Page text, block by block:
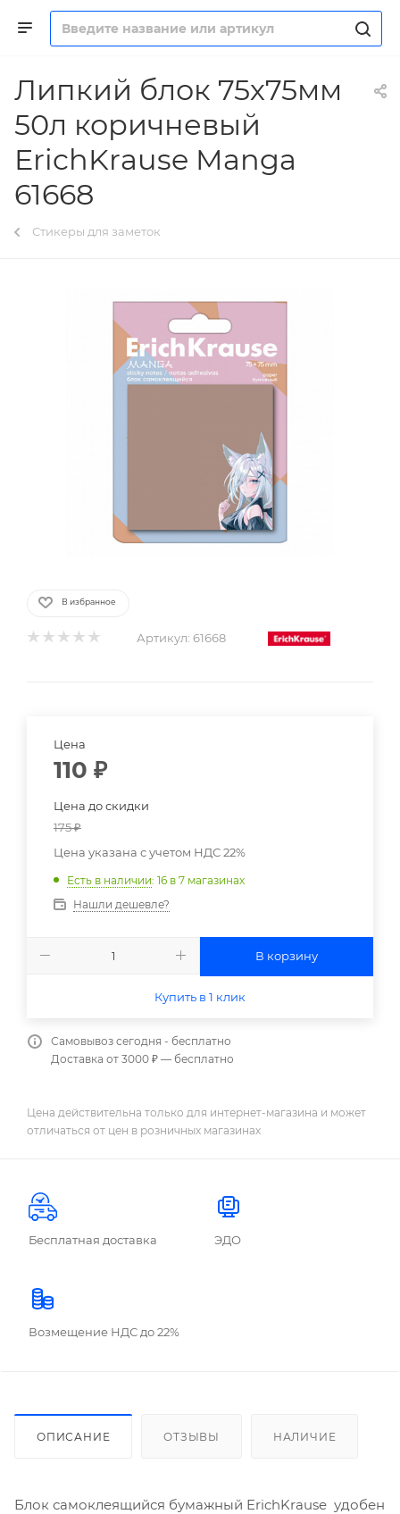
Липкий блок 75х75мм
50л коричневый
ErichKrause Manga
61668
Стикеры для заметок
В избранное
Артикул: 61668
Цена
110 ₽
Цена до скидки
175₽
Цена указана с учетом НДС 22%
Есть в наличии: 16 в 7 магазинах
Нашли дешевле?
В корзину
Купить в 1 клик
Самовывоз сегодня - бесплатно
Доставка от 3000 ₽ — бесплатно
Цена действительна только для интернет-магазина и может
отличаться от цен в розничных магазинах
Бесплатная доставка ЭДО
Возмещение НДС до 22%
ОПИСАНИЕ ОТЗЫВЫ НАЛИЧИЕ
Блок самоклеящийся бумажный ErichKrause удобен